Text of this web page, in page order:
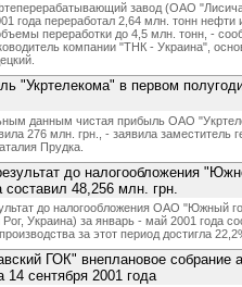
завод (ОАО
года переработал 2,64 млн. тонн нефти
переработки до 4,5 млн. тонн, -
компании "ТНК - Украина",
"Укртелекома" в первом
данным чистая прибыль ОАО
276 млн. грн., - заявила заместитель
Прудка.
до налогообложения
составил 48,256 млн. грн.
до налогообложения ОАО "Южный
Украина) за январь - май 2001 года
за этот период достигла
ГОК" внеплановое собрание
14 сентября 2001 года